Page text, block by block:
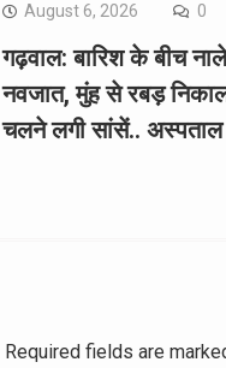
August 6, 2026 0
गढ़वाल: बारिश के बीच
नवजात, मुंह से रबड़
चलने लगी सांसें.. अस्पताल
Required fields are